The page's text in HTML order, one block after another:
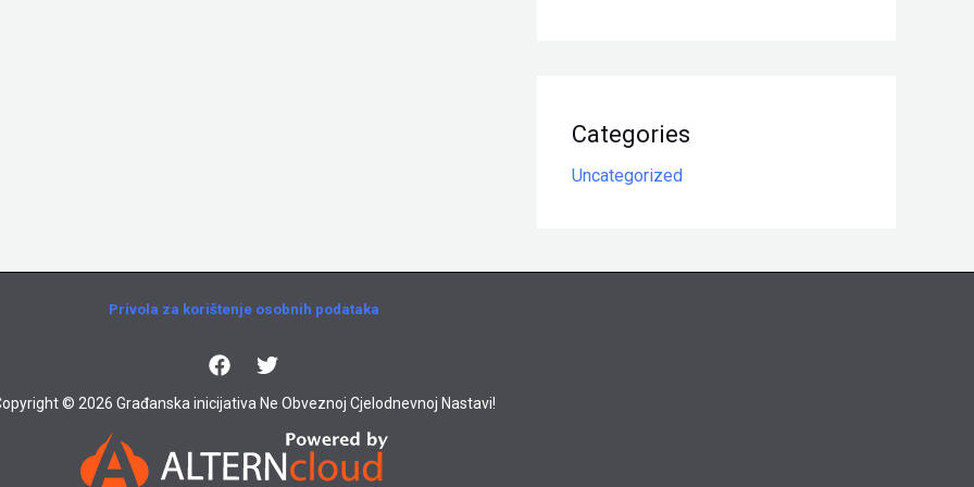
Categories
Uncategorized
Privola za korištenje osobnih podataka
© 2026 Građanska inicijativa Ne Obveznoj Cjelodnevnoj Nastavi!